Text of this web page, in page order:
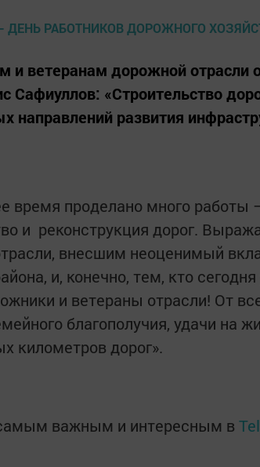
и ветеранам дорожной отрасли
Сафиуллов: «Строительство
направлений развития
время проделано много работы
и реконструкция дорог.
внесшим не­оценимый
и, конечно, тем, кто
и ветераны отрасли! От
благополучия, удачи на
километров дорог».
важным и интересным в